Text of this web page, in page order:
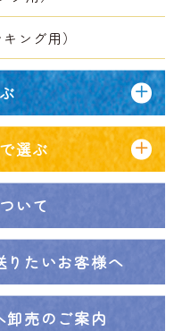
ング用）
選ぶ
いて
りたいお客様へ
卸売のご案内